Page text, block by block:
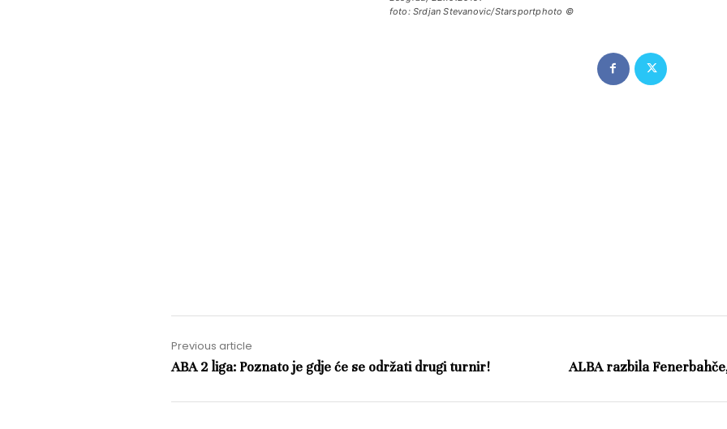
foto: Srdjan Stevanovic/Starsportphoto ©
Previous article
ABA 2 liga: Poznato je gdje će se održati drugi turnir! ALBA razbila